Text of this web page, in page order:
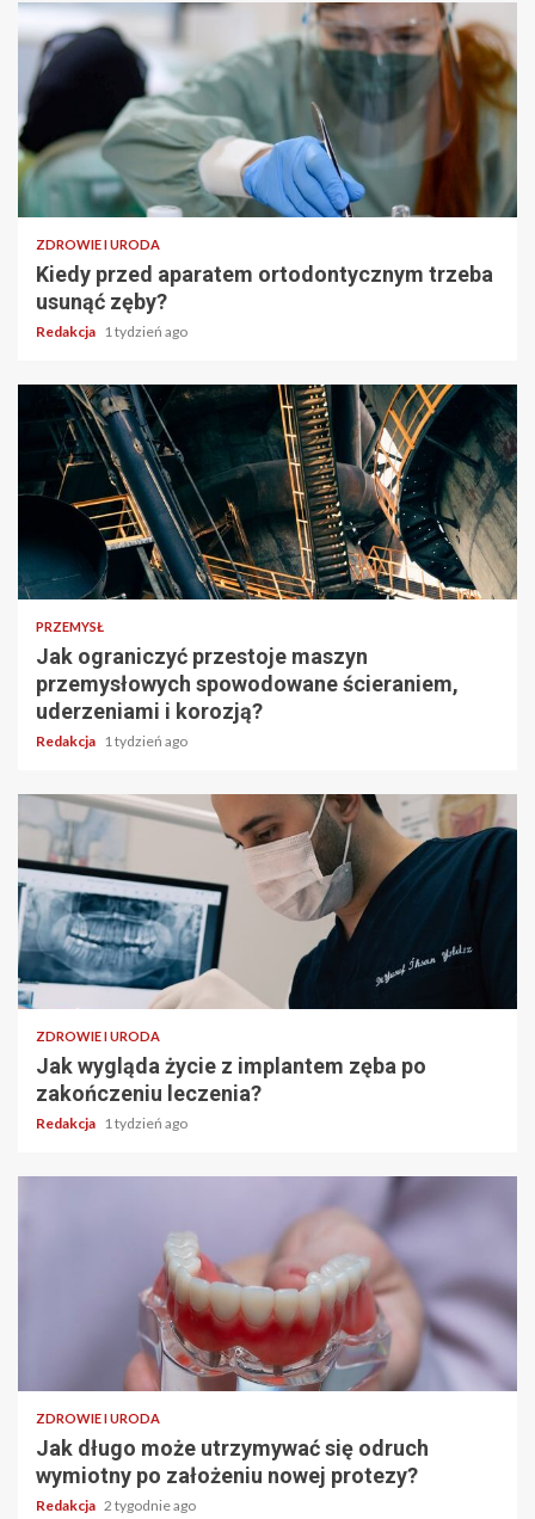
ZDROWIE I URODA
Kiedy przed aparatem ortodontycznym trzeba
usunąć zęby?
Redakcja 1 tydzień ago
PRZEMYSŁ
Jak ograniczyć przestoje maszyn
przemysłowych spowodowane ścieraniem,
uderzeniami i korozją?
Redakcja 1 tydzień ago
ZDROWIE I URODA
Jak wygląda życie z implantem zęba po
zakończeniu leczenia?
Redakcja 1 tydzień ago
ZDROWIE I URODA
Jak długo może utrzymywać się odruch
wymiotny po założeniu nowej protezy?
Redakcja 2 tygodnie ago